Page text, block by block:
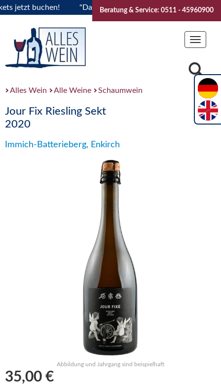
buchen! "Das Sommerfest 2026" Vive la
Beratung & Service: 0511 - 45960900
Toggle
Alles Wein Alle Weine Schaumwein
Jour Fix Riesling Sekt
2020
Immich-Batterieberg, Enkirch
Abbildung und Jahrgang sind beispielhaft
35,00 €